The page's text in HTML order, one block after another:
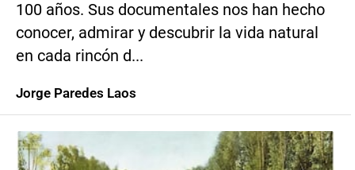
100 años. Sus documentales nos han hecho
conocer, admirar y descubrir la vida natural
en cada rincón d...
Jorge Paredes Laos